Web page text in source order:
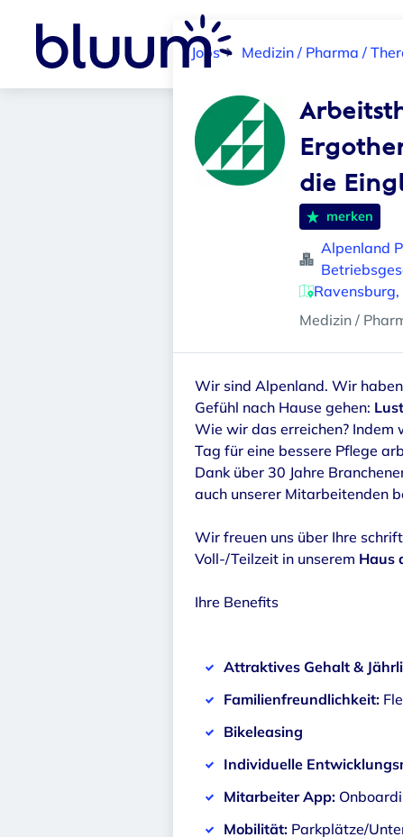
Jobs Medizin / Pharma /
die
merken
Alpenland
Medizin /
Wir sind Alpenland. Wir
Gefühl nach Hause gehen:
Wie wir das erreichen?
Tag für eine bessere Pflege
Dank über 30 Jahre
auch unserer Mitarbeitenden
Wir freuen uns über Ihre
Voll-/Teilzeit in unserem Haus
Ihre Benefits
Attraktives Gehalt &
Familienfreundlichkeit:
Bikeleasing
Individuelle
Mitarbeiter App:
Mobilität: Parkplätze/